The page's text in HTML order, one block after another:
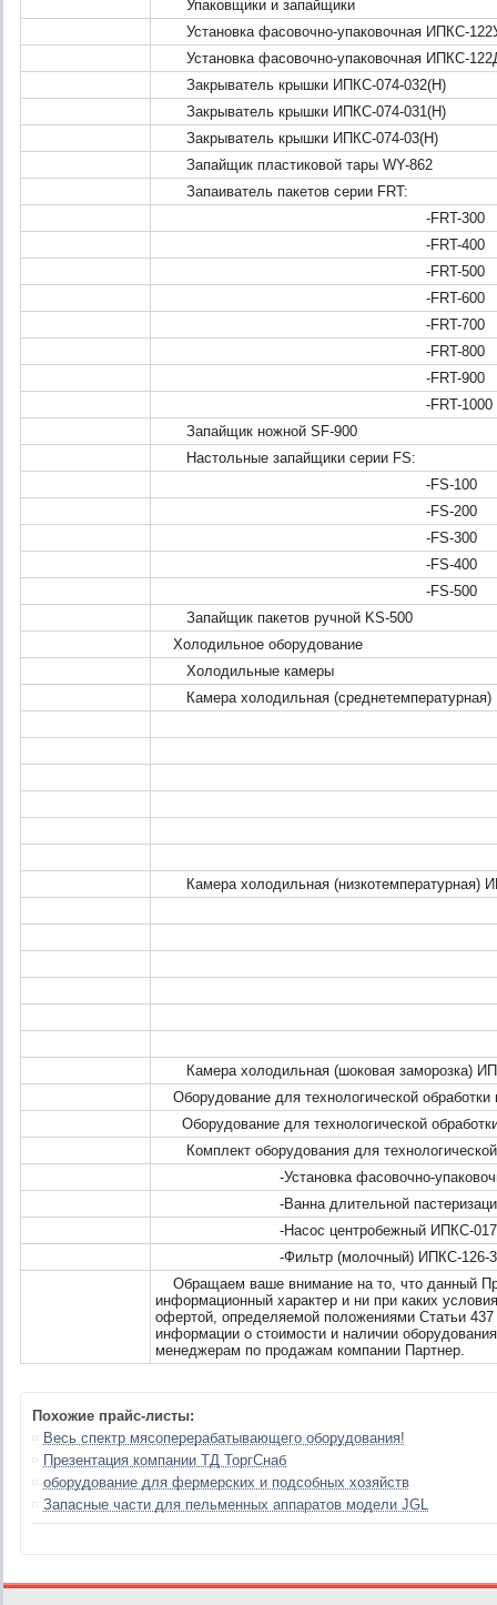
Упаковщики и запайщики
Установка фасовочно-упаковочная ИПКС-
Установка фасовочно-упаковочная ИПКС-
Закрыватель крышки ИПКС-074-032(Н)
Закрыватель крышки ИПКС-074-031(Н)
Закрыватель крышки ИПКС-074-03(Н)
Запайщик пластиковой тары WY-862
Запаиватель пакетов серии FRT:
-FRT-300
-FRT-400
-FRT-500
-FRT-600
-FRT-700
-FRT-800
-FRT-900
-FRT-1000
Запайщик ножной SF-900
Настольные запайщики серии FS:
-FS-100
-FS-200
-FS-300
-FS-400
-FS-500
Запайщик пакетов ручной KS-500
Холодильное оборудование
Холодильные камеры
Камера холодильная
Камера холодильная (низкотемпературная)
Камера холодильная (шоковая заморозка)
Оборудование для технологической обработки
Оборудование для технологической
Комплект оборудования для
-Установка фасовочно-
-Ванна длительной пастеризации
-Насос центробежный ИПКС-017-ОНИ-
-Фильтр (молочный) ИПКС-126-3-
Обращаем ваше внимание на то, что данный
информационный характер и ни при каких
офертой, определяемой положениями Статьи
информации о стоимости и наличии
менеджерам по продажам компании Партнер.
Похожие прайс-листы:
Весь спектр мясоперерабатывающего оборудования!
Презентация компании ТД ТоргСнаб
оборудование для фермерских и подсобных хозяйств
Запасные части для пельменных аппаратов модели JGL